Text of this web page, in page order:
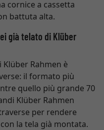
cornice a cassetta
battuta alta.
già telato di Klüber
Rahmen è
il formato più
quello più grande 70
Klüber Rahmen
per rendere
la tela già montata.